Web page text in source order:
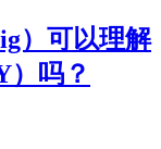
）可以理解
）吗？